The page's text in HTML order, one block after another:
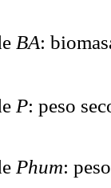
BA:
P: peso
Phum: